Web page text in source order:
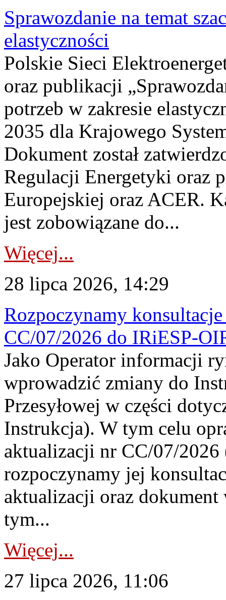
Sprawozdanie na temat
elastyczności
Polskie Sieci
oraz publikacji
potrzeb w zakresie
2035 dla Krajowego
Dokument został
Regulacji Energetyki oraz
Europejskiej oraz ACER.
jest zobowiązane do...
Więcej...
28 lipca 2026, 14:29
Rozpoczynamy
CC/07/2026 do IRiESP-
Jako Operator informacji
wprowadzić zmiany do
Przesyłowej w części
Instrukcja). W tym celu
aktualizacji nr CC/07/
rozpoczynamy jej
aktualizacji oraz
tym...
Więcej...
27 lipca 2026, 11:06